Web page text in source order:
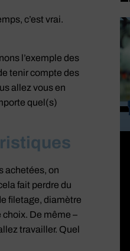
c’est vrai.
l’exemple des
tenir compte des
allez vous en
quel(s)
achetées, on
fait perdre du
filetage, diamètre
De même –
travailler. Quel